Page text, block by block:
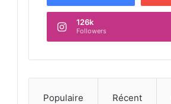
126k
Followers
Populaire Récent